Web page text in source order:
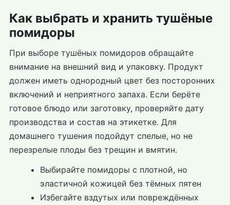
Как выбрать и хранить тушёные
помидоры
При выборе тушёных помидоров обращайте
внимание на внешний вид и упаковку. Продукт
должен иметь однородный цвет без посторонних
включений и неприятного запаха. Если берёте
готовое блюдо или заготовку, проверяйте дату
производства и состав на этикетке. Для
домашнего тушения подойдут спелые, но не
перезрелые плоды без трещин и вмятин.
Выбирайте помидоры с плотной, но
эластичной кожицей без тёмных пятен
Избегайте вздутых или повреждённых